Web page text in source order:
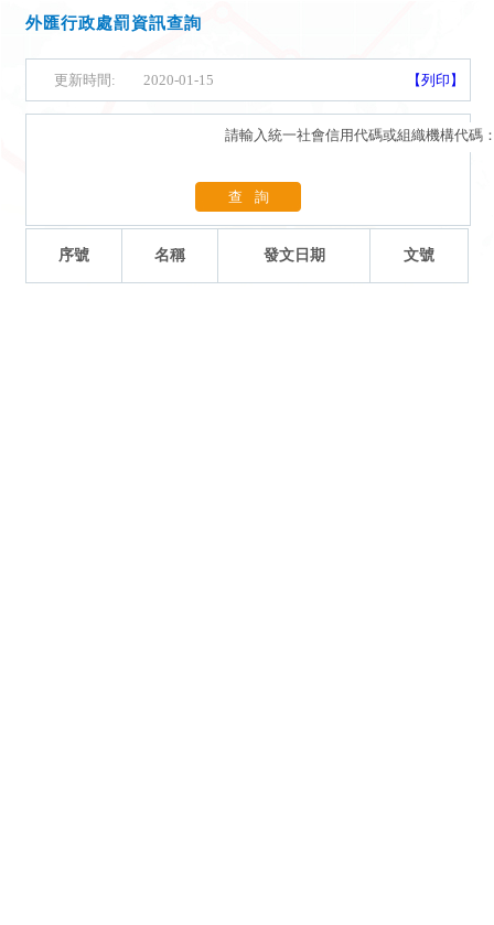
外匯行政處罰資訊查詢
更新時間: 2020-01-15 【列印】
請輸入統一社會信用代碼或組織機構代碼
查詢
序號 名稱 發文日期 文號